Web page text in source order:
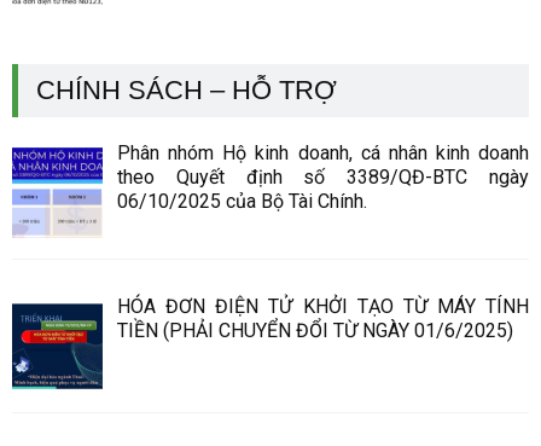
CHÍNH SÁCH – HỖ TRỢ
Phân nhóm Hộ kinh doanh, cá nhân kinh doanh
theo Quyết định số 3389/QĐ-BTC ngày
06/10/2025 của Bộ Tài Chính.
HÓA ĐƠN ĐIỆN TỬ KHỞI TẠO TỪ MÁY TÍNH
TIỀN (PHẢI CHUYỂN ĐỔI TỪ NGÀY 01/6/2025)